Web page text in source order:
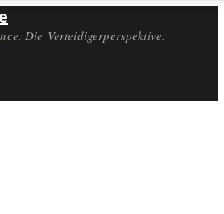
Die Verteidigerperspektive.